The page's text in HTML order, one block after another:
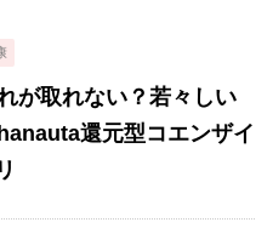
が取れない？若々しい
還元型コエンザイ